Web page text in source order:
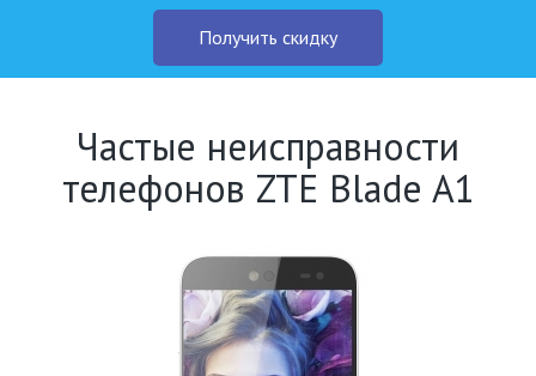
Получить скидку
Частые неисправности
телефонов ZTE Blade A1